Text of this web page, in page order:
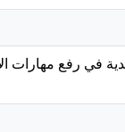
في رفع